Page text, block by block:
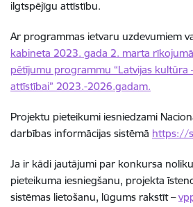
ilgtspējīgu attīstību.
Ar programmas ietvaru uzdevumiem
kabineta 2023. gada 2. marta
pētījumu programmu “Latvijas kultūra
attīstībai” 2023.-2026.gadam.
Projektu pieteikumi iesniedzami
darbības informācijas sistēmā https://
Ja ir kādi jautājumi par konkursa
pieteikuma iesniegšanu, projekta
sistēmas lietošanu, lūgums rakstīt –